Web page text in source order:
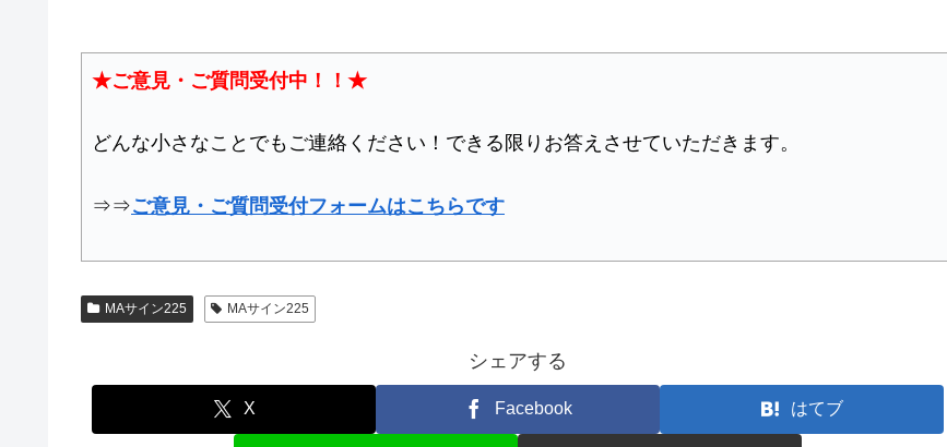
★ご意見・ご質問受付中！！★
どんな小さなことでもご連絡ください！できる限りお答えさせていただきます。
⇒⇒ご意見・ご質問受付フォームはこちらです
MAサイン225 MAサイン225
シェアする
X Facebook はてブ